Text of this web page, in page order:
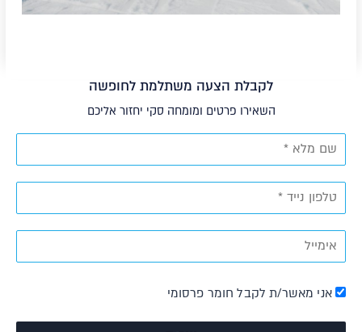
לקבלת הצעה משתלמת לחופשה
השאירו פרטים ומומחה סקי יחזור אליכם
אני מאשר/ת לקבל חומר פרסומי